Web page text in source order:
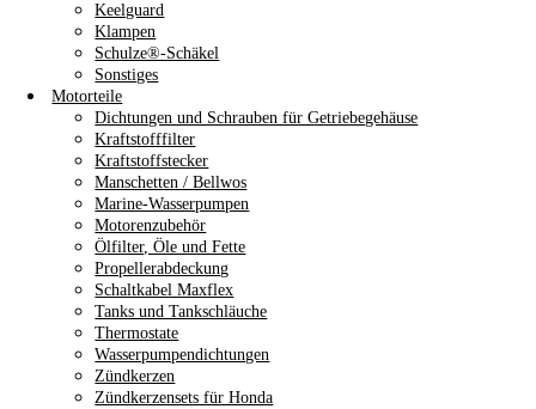
Keelguard
Klampen
Schulze®-Schäkel
Sonstiges
Motorteile
Dichtungen und Schrauben für Getriebegehäuse
Kraftstofffilter
Kraftstoffstecker
Manschetten / Bellwos
Marine-Wasserpumpen
Motorenzubehör
Ölfilter, Öle und Fette
Propellerabdeckung
Schaltkabel Maxflex
Tanks und Tankschläuche
Thermostate
Wasserpumpendichtungen
Zündkerzen
Zündkerzensets für Honda